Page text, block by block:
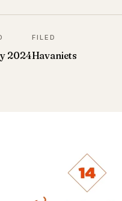
2024
FILED
Havaniets